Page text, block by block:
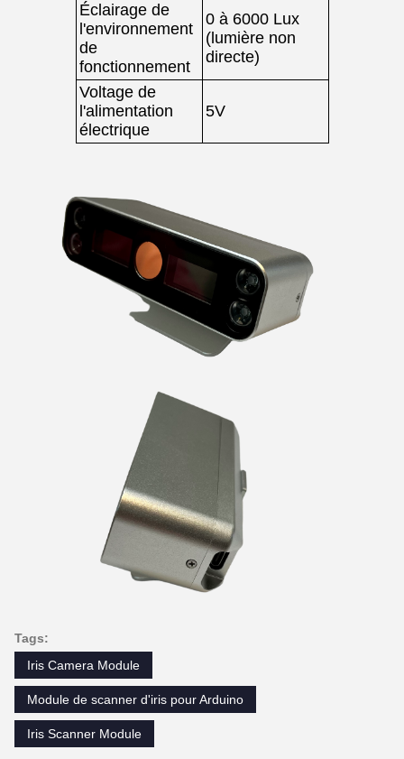
Éclairage de
l'environnement
de
fonctionnement
0 à 6000 Lux
(lumière non
directe)
Voltage de
l'alimentation
électrique
5V
Tags:
Iris Camera Module
Module de scanner d'iris pour Arduino
Iris Scanner Module